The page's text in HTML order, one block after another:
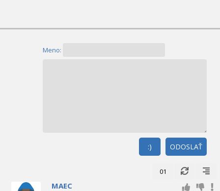
Meno:
ODOSLAŤ
:)
01
MAEC